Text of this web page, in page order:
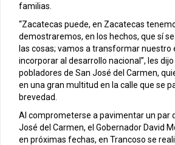
familias.
“Zacatecas puede, en Zacatecas
demostraremos, en los hechos, que sí
las cosas; vamos a transformar nuestro
incorporar al desarrollo nacional”, les dijo
pobladores de San José del Carmen,
en una gran multitud en la calle que se
brevedad.
Al comprometerse a pavimentar un par
José del Carmen, el Gobernador David
en próximas fechas, en Trancoso se